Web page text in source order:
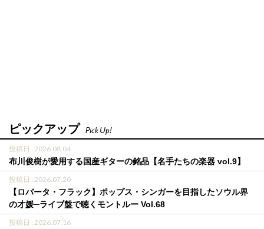
ピックアップ Pick Up!
投稿日 : 2026.08.04
布川俊樹が愛用する国産ギターの銘品【名手たちの楽器 vol.9】
投稿日 : 2026.07.20
【ロバータ・フラック】ポップス・シンガーを目指したソウル界
の才媛─ライブ盤で聴くモントルー Vol.68
投稿日 : 2026.07.16